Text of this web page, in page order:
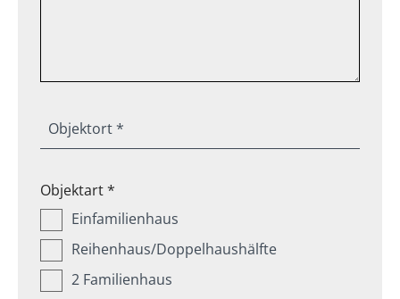
Objektort *
Objektart *
Einfamilienhaus
Reihenhaus/Doppelhaushälfte
2 Familienhaus